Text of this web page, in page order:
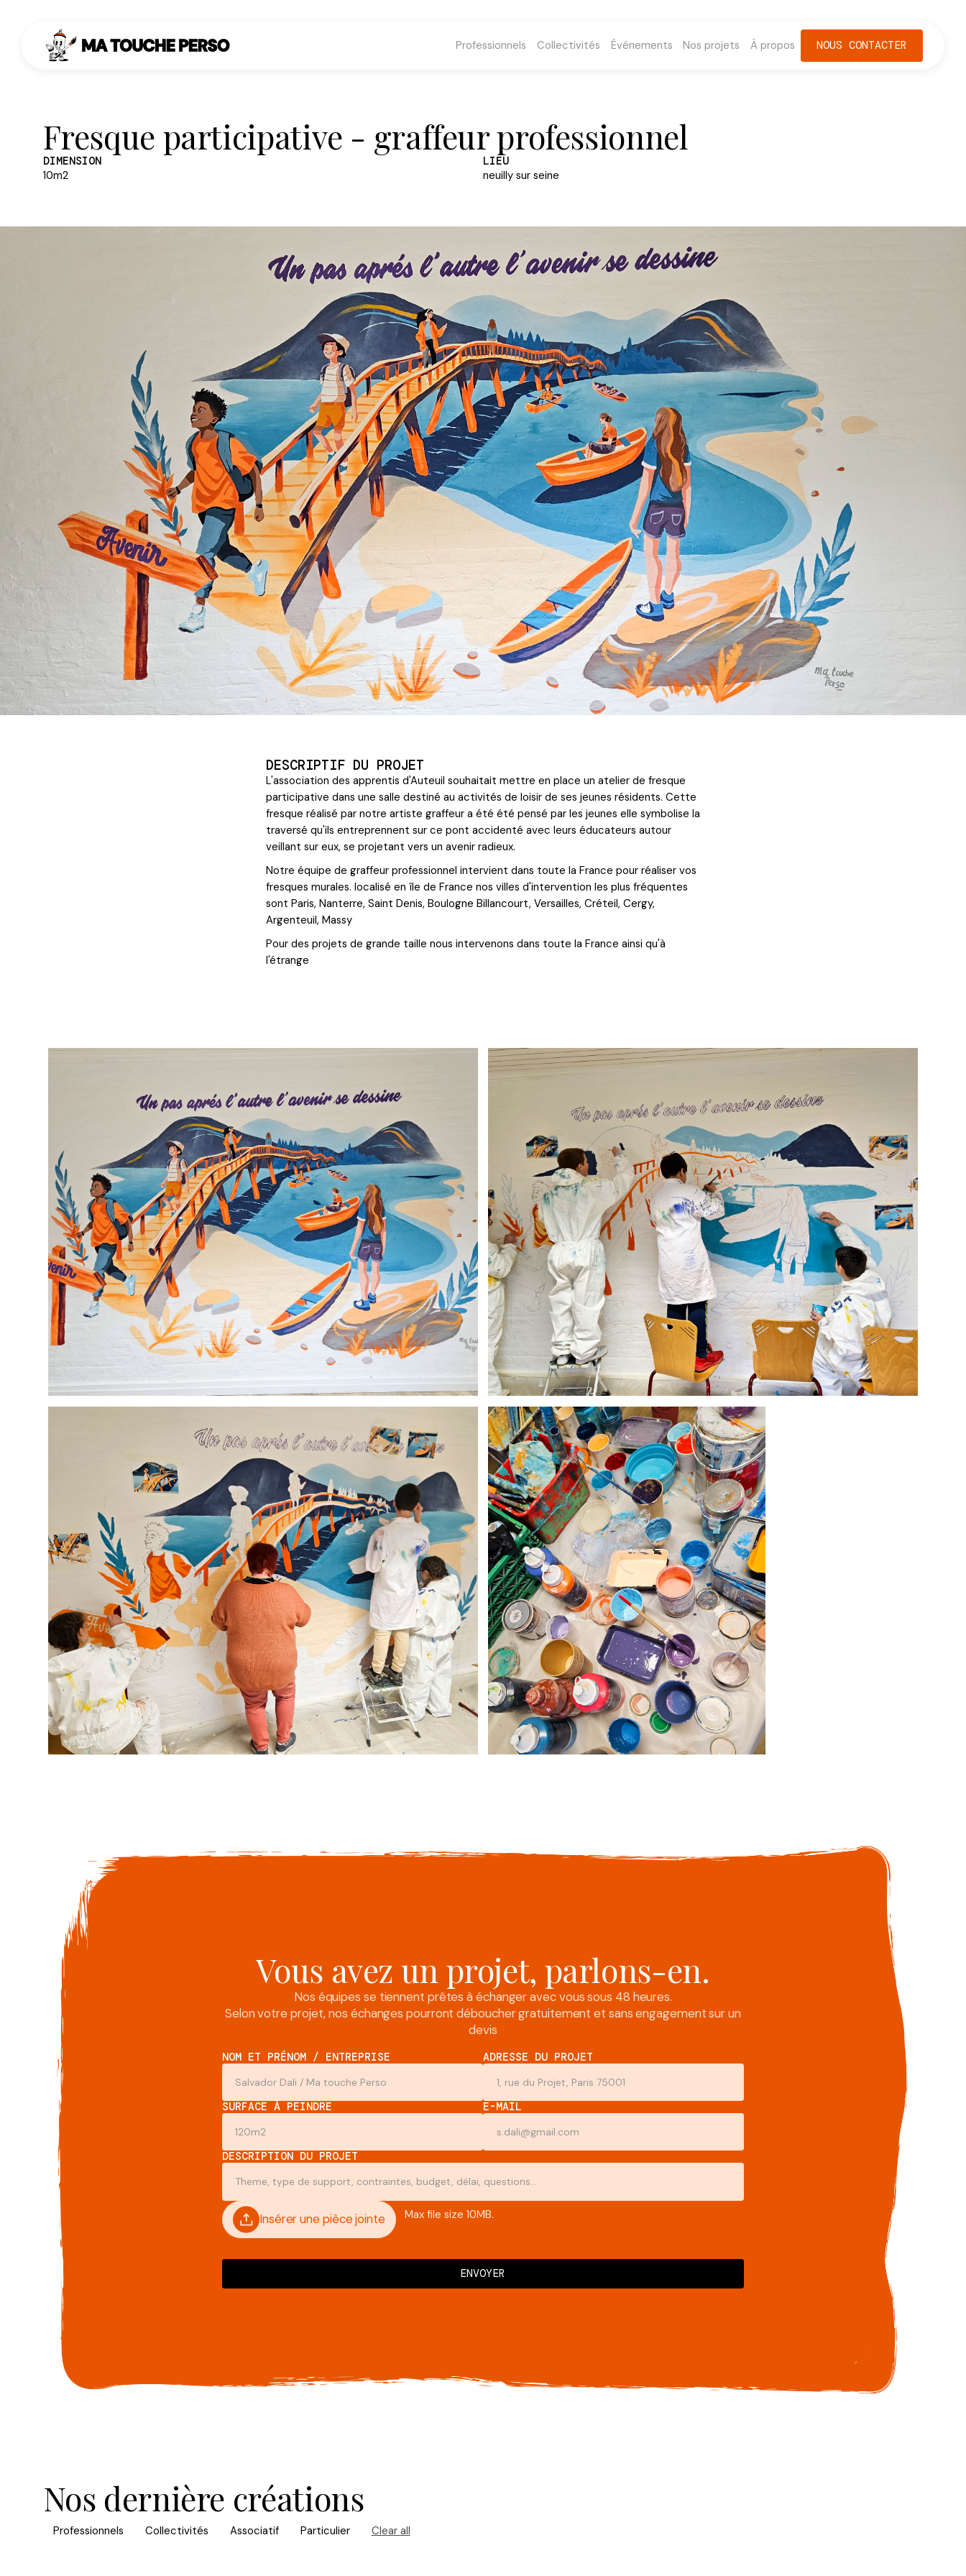
Professionnels Collectivités Événements Nos projets À propos NOUS CONTACTER
Fresque participative - graffeur professionnel
DIMENSION
10m2
LIEU
neuilly sur seine
DESCRIPTIF DU PROJET
L'association des apprentis d'Auteuil souhaitait mettre en place un atelier de fresque
participative dans une salle destiné au activités de loisir de ses jeunes résidents. Cette
fresque réalisé par notre artiste graffeur a été été pensé par les jeunes elle symbolise la
traversé qu'ils entreprennent sur ce pont accidenté avec leurs éducateurs autour
veillant sur eux, se projetant vers un avenir radieux.
Notre équipe de graffeur professionnel intervient dans toute la France pour réaliser vos
fresques murales. localisé en île de France nos villes d'intervention les plus fréquentes
sont Paris, Nanterre, Saint Denis, Boulogne Billancourt, Versailles, Créteil, Cergy,
Argenteuil, Massy
Pour des projets de grande taille nous intervenons dans toute la France ainsi qu'à
l'étrange
Vous avez un projet, parlons-en.
Nos équipes se tiennent prêtes à échanger avec vous sous 48 heures.
Selon votre projet, nos échanges pourront déboucher gratuitement et sans engagement sur un
devis
NOM ET PRÉNOM / ENTREPRISE ADRESSE DU PROJET
SURFACE À PEINDRE E-MAIL
DESCRIPTION DU PROJET
Insérer une pièce jointe Max file size 10MB.
Nos dernière créations
Professionnels Collectivités Associatif Particulier Clear all